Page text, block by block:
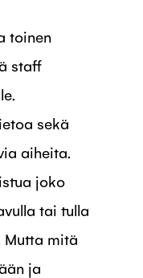
toinen
staff
sekä
aiheita.
joko
tai tulla
Mutta mitä
ja